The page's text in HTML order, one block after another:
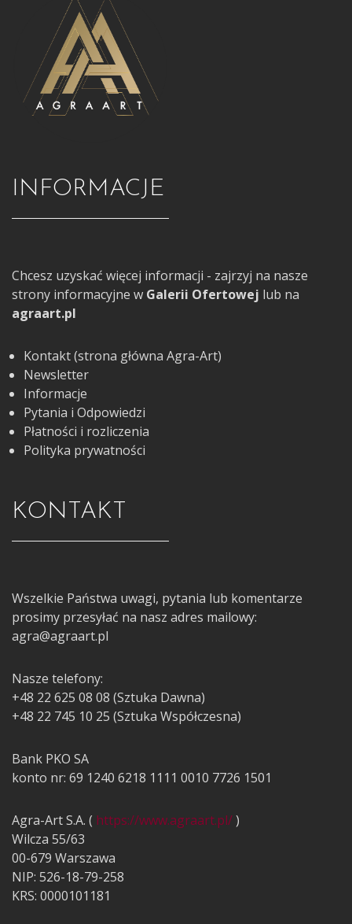
INFORMACJE
Chcesz uzyskać więcej informacji - zajrzyj na nasze
strony informacyjne w Galerii Ofertowej lub na
agraart.pl
Kontakt (strona główna Agra-Art)
Newsletter
Informacje
Pytania i Odpowiedzi
Płatności i rozliczenia
Polityka prywatności
KONTAKT
Wszelkie Państwa uwagi, pytania lub komentarze
prosimy przesyłać na nasz adres mailowy:
agra@agraart.pl
Nasze telefony:
+48 22 625 08 08 (Sztuka Dawna)
+48 22 745 10 25 (Sztuka Współczesna)
Bank PKO SA
konto nr: 69 1240 6218 1111 0010 7726 1501
Agra-Art S.A. ( https://www.agraart.pl/)
Wilcza 55/63
00-679 Warszawa
NIP: 526-18-79-258
KRS: 0000101181